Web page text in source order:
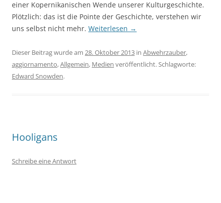
einer Kopernikanischen Wende unserer Kulturgeschichte.
Plötzlich: das ist die Pointe der Geschichte, verstehen wir
uns selbst nicht mehr. Weiterlesen →
Dieser Beitrag wurde am 28. Oktober 2013 in Abwehrzauber,
aggiornamento,Allgemein, Medien veröffentlicht. Schlagworte:
Edward Snowden.
Hooligans
Schreibe eine Antwort